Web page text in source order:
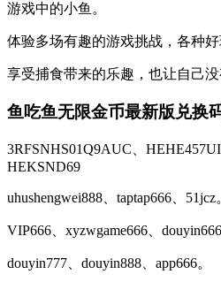
游戏中的小鱼。
体验多场有趣的游戏挑战，各种好
享受捕食带来的乐趣，也让自己
鱼吃鱼无限金币最新版兑换
3RFSNHS01Q9AUC、
HEKSND69
uhushengwei888、taptap666、51jcz
VIP666、xyzwgame666、douyin666
douyin777、douyin888、app666。